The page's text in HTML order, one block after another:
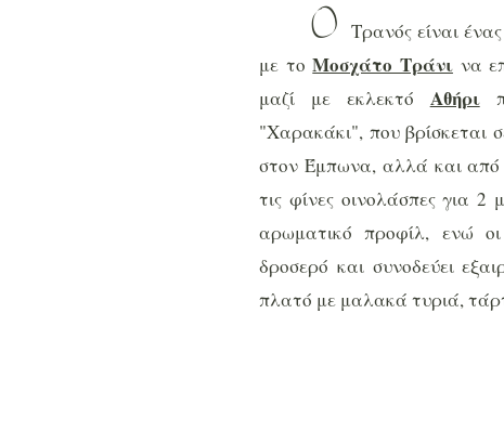
Ο Τρανός είναι
με τοΜοσχάτο Τράνι να
μαζί με εκλεκτό Αθήρι
"Χαρακάκι", που βρίσκεται
στον Έμπωνα, αλλά και από
τις φίνες οινολάσπες για
αρωματικό προφίλ, ενώ οι
δροσερό και συνοδεύει
πλατό με μαλακά τυριά,